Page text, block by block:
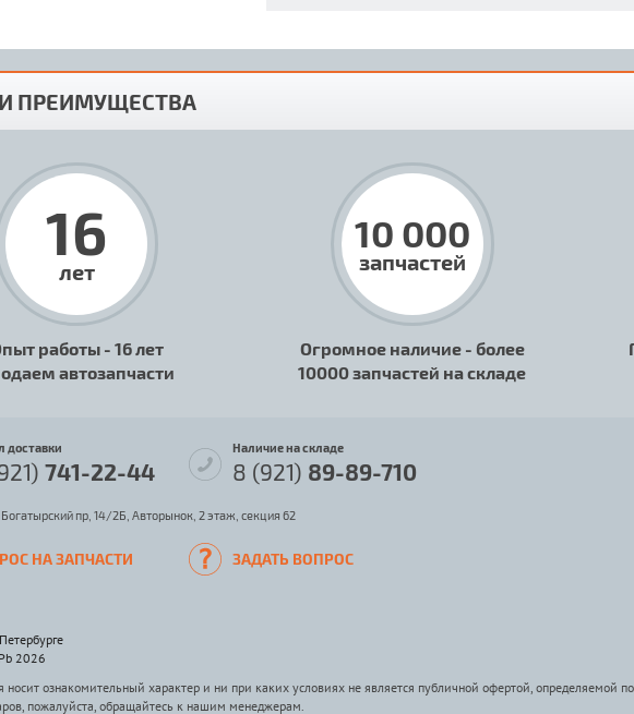
ПРЕИМУЩЕСТВА
16
лет
работы - 16 лет
автозапчасти
10 000
запчастей
Огромное наличие - более
10000 запчастей на складе
доставки
741-22-44
Наличие на складе
8 (921) 89-89-710
пр, 14/2Б, Авторынок, 2 этаж, секция 62
НА ЗАПЧАСТИ ЗАДАТЬ ВОПРОС
2026
ознакомительный характер и ни при каких условиях не является публичной офертой, определяемой
пожалуйста, обращайтесь к нашим менеджерам.